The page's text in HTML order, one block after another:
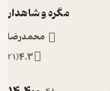
مگره و شاهدان
محمدرضا
4.3
(
21